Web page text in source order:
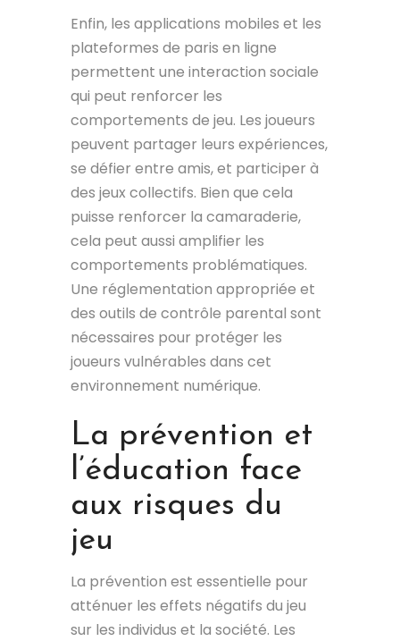
Enfin, les applications mobiles et les
plateformes de paris en ligne
permettent une interaction sociale
qui peut renforcer les
comportements de jeu. Les joueurs
peuvent partager leurs expériences,
se défier entre amis, et participer à
des jeux collectifs. Bien que cela
puisse renforcer la camaraderie,
cela peut aussi amplifier les
comportements problématiques.
Une réglementation appropriée et
des outils de contrôle parental sont
nécessaires pour protéger les
joueurs vulnérables dans cet
environnement numérique.
La prévention et
l’éducation face
aux risques du
jeu
La prévention est essentielle pour
atténuer les effets négatifs du jeu
sur les individus et la société. Les